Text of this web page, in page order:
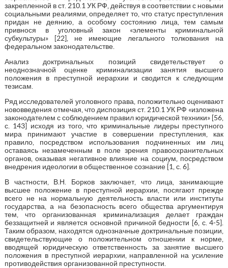
закрепленной в ст. 210.1 УК РФ, действуя в соответствии с новыми
социальными реалиями, определяет то, что статус преступления
придан не деянию, а особому состоянию лица, тем самым
привнося в уголовный закон «элементы криминальной
субкультуры» [22], не имеющие легального толкования на
федеральном законодательстве.
Анализ доктринальных позиций свидетельствует о
неоднозначной оценке криминализации занятия высшего
положения в преступной иерархии и сводится к следующим
тезисам.
Ряд исследователей уголовного права, положительно оценивают
нововведения отмечая, что диспозиция ст. 210.1 УК РФ «изложена
законодателем с соблюдением правил юридической техники» [56,
с. 143] исходя из того, что криминальные лидеры преступного
мира принимают участие в совершении преступления, как
правило, посредством использования подчиненных им лиц
оставаясь незамеченным в поле зрения правоохранительных
органов, оказывая негативное влияние на социум, посредством
внедрения идеологии в общественное сознание [1, с. 6].
В частности, В.Н. Борков заключает, что лица, занимающие
высшее положение в преступной иерархии, посягают прежде
всего не на нормальную деятельность власти или институты
государства, а на безопасность всего общества аргументируя
тем, что организованная криминализация делает граждан
беззащитней и является основной причиной бедности [6, с. 4-5].
Таким образом, находятся однозначные доктринальные позиции,
свидетельствующие о положительном отношении к норме,
вводящей юридическую ответственность за занятие высшего
положения в преступной иерархии, направленной на усиление
противодействия организованной преступности.